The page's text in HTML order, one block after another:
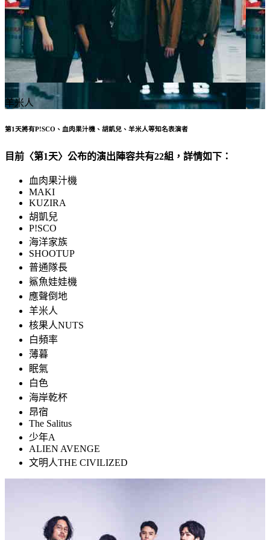
羊米人
第1天將有P!SCO、血肉果汁機、胡凱兒、羊米人等知名表演者
目前〈第1天〉公布的演出陣容共有22組，詳情如下：
血肉果汁機
MAKI
KUZIRA
胡凱兒
P!SCO
海洋家族
SHOOTUP
普通隊長
鯊魚娃娃機
應聲倒地
羊米人
核果人NUTS
白頻率
薄暮
眠氣
白色
海岸乾杯
昂宿
The Salitus
少年A
ALIEN AVENGE
文明人THE CIVILIZED